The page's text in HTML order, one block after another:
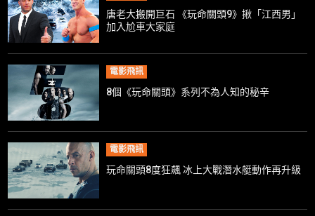
唐老大搬開巨石 《玩命關頭9》揪「江西男」
加入尬車大家庭
電影飛訊
8個《玩命關頭》系列不為人知的秘辛
電影飛訊
玩命關頭8度狂飆 冰上大戰潛水艇動作再升級